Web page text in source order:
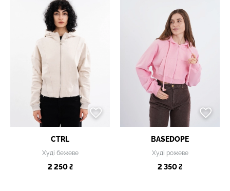
CTRL
Худі бежеве
2 250 ₴
BASEDOPE
Худі рожеве
2 350 ₴